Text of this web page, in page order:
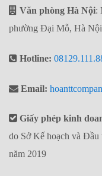
Văn phòng Hà Nội:
phường Đại Mỗ, Hà Nội
Hotline:
Email:
Giấy phép kinh
do Sở Kế hoạch và
năm 2019